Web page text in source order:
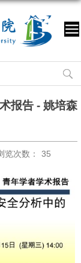
报告 - 姚培森
览次数： 35